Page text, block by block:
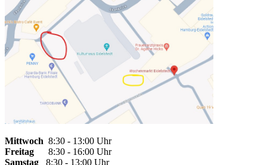
Mittwoch 8:30 - 13:00 Uhr
Freitag 8:30 - 16:00 Uhr
Samstag 8:30 - 13:00 Uhr